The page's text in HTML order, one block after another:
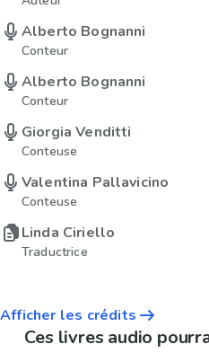
Alberto Bognanni
Conteur
Alberto Bognanni
Conteur
Giorgia Venditti
Conteuse
Valentina Pallavicino
Conteuse
Linda Ciriello
Traductrice
Afficher les crédits
Ces livres audio